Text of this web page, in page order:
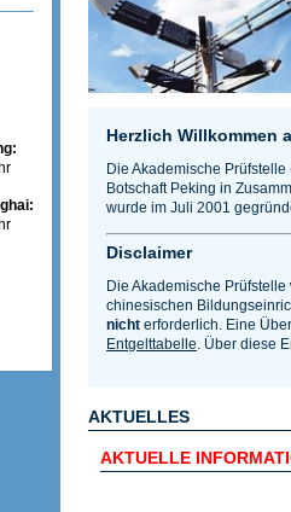
Herzlich Willkommen
Die Akademische
Botschaft Peking in
wurde im Juli 2001
Disclaimer
Die Akademische
chinesischen
nicht erforderlich. Eine
Entgelttabelle. Über diese
AKTUELLES
AKTUELLE